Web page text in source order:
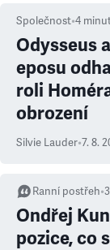
Společnost•4
Odysseus
eposu
roli
obrození
Silvie Lauder•7. 8.
Ranní postřeh•3
Ondřej
pozice, co